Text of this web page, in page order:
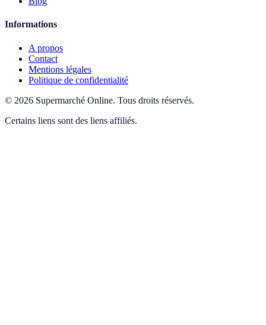
Informations
A propos
Contact
Mentions légales
Politique de confidentialité
© 2026 Supermarché Online. Tous droits réservés.
Certains liens sont des liens affiliés.